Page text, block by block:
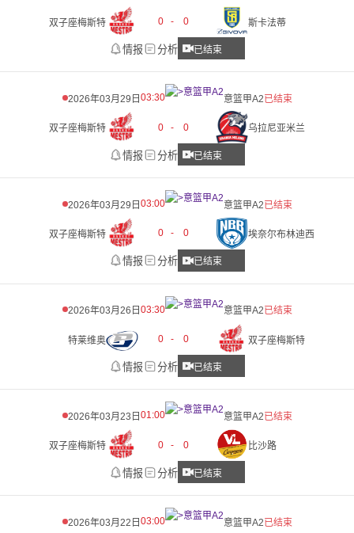
双子座梅斯特 0 - 0 斯卡法蒂
情报 分析 已结束
2026年03月29日 03:30 意篮甲A2已结束
双子座梅斯特 0 - 0 乌拉尼亚米兰
情报 分析 已结束
2026年03月29日 03:00 意篮甲A2已结束
双子座梅斯特 0 - 0 埃奈尔布林迪西
情报 分析 已结束
2026年03月26日 03:30 意篮甲A2已结束
特莱维奥 0 - 0 双子座梅斯特
情报 分析 已结束
2026年03月23日 01:00 意篮甲A2已结束
双子座梅斯特 0 - 0 比沙路
情报 分析 已结束
2026年03月22日 03:00 意篮甲A2已结束